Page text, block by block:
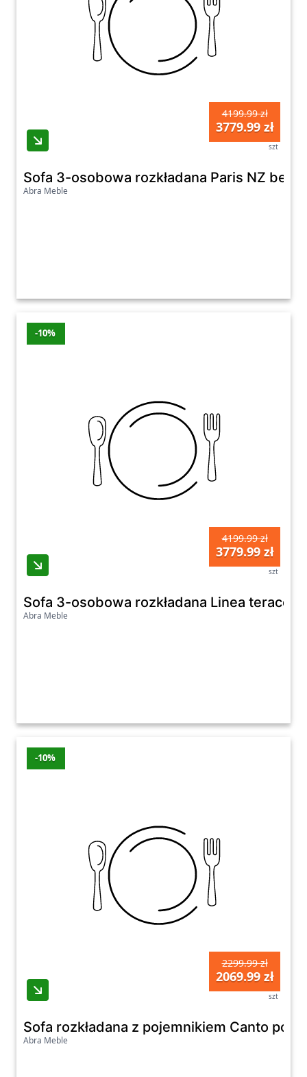
4199.99 zł
3779.99 zł
szt
Sofa 3-osobowa rozkładana Paris NZ beż
Abra Meble
-10%
4199.99 zł
3779.99 zł
szt
Sofa 3-osobowa rozkładana Linea teracota
Abra Meble
-10%
2299.99 zł
2069.99 zł
szt
Sofa rozkładana z pojemnikiem Canto
Abra Meble